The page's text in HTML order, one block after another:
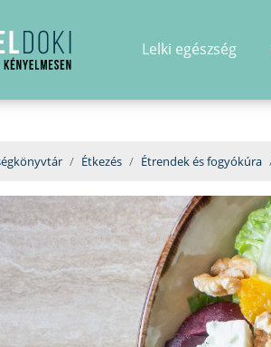
Lelki egészség
Étkezés Étrendek és fogyókúra